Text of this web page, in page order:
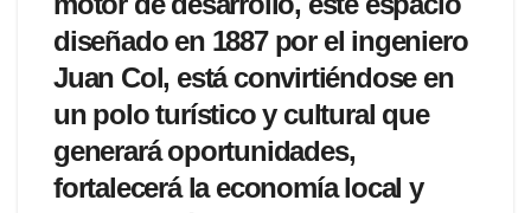
diseñado en 1887 por el ingeniero
Juan Col, está convirtiéndose en
un polo turístico y cultural que
generará oportunidades,
fortalecerá la economía local y